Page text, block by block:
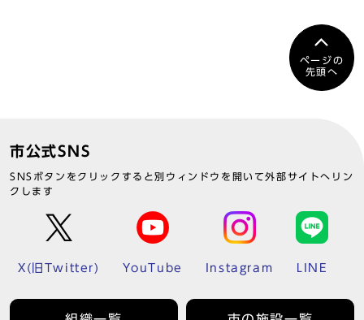
ページの
先頭へ
市公式SNS
SNSボタンをクリックすると別ウィンドウを開いて外部サイトへリン
クします
X(旧Twitter) YouTube Instagram LINE